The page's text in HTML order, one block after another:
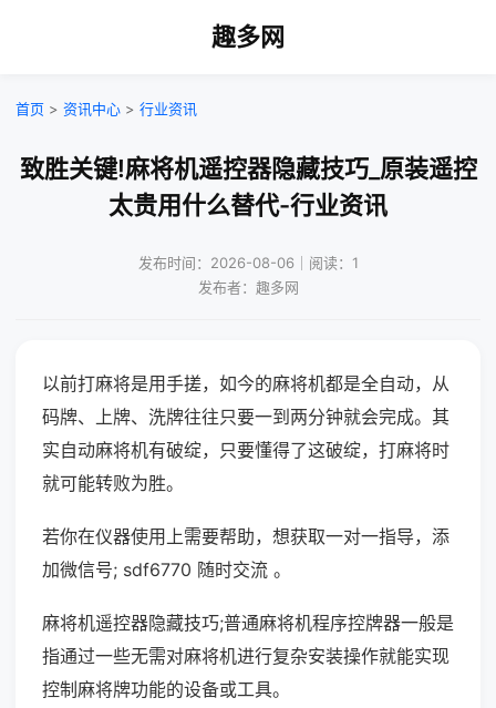
趣多网
首页 > 资讯中心 > 行业资讯
致胜关键!麻将机遥控器隐藏技巧_原装遥控
太贵用什么替代-行业资讯
发布时间：2026-08-06｜阅读：1
发布者：趣多网
以前打麻将是用手搓，如今的麻将机都是全自动，从
码牌、上牌、洗牌往往只要一到两分钟就会完成。其
实自动麻将机有破绽，只要懂得了这破绽，打麻将时
就可能转败为胜。
若你在仪器使用上需要帮助，想获取一对一指导，添
加微信号; sdf6770 随时交流 。
麻将机遥控器隐藏技巧;普通麻将机程序控牌器一般是
指通过一些无需对麻将机进行复杂安装操作就能实现
控制麻将牌功能的设备或工具。